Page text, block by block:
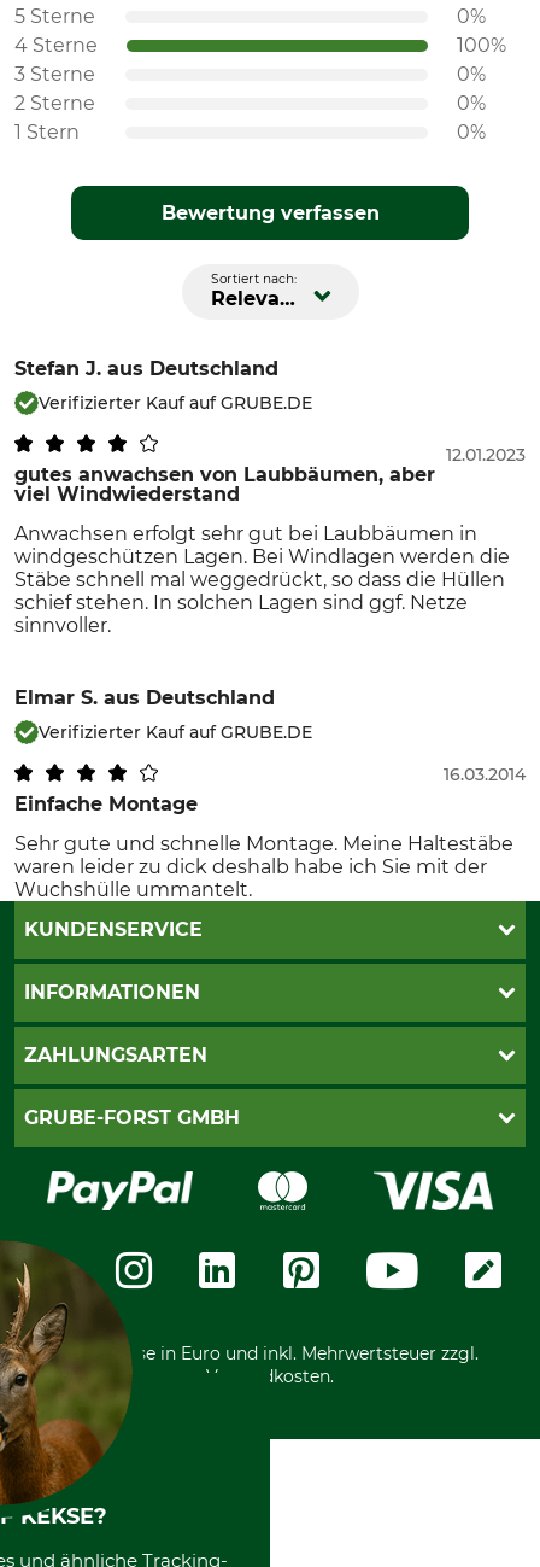
5 Sterne
0%
4 Sterne
100%
3 Sterne
0%
2 Sterne
0%
1 Stern
0%
Bewertung verfassen
Sortiert nach:
Relevanz
Stefan J. aus Deutschland
Verifizierter Kauf auf GRUBE.DE
gutes anwachsen von Laubbäumen, aber
viel Windwiederstand
12.01.2023
Anwachsen erfolgt sehr gut bei Laubbäumen in
windgeschützen Lagen. Bei Windlagen werden die
Stäbe schnell mal weggedrückt, so dass die Hüllen
schief stehen. In solchen Lagen sind ggf. Netze
sinnvoller.
Elmar S. aus Deutschland
Verifizierter Kauf auf GRUBE.DE
Einfache Montage
16.03.2014
Sehr gute und schnelle Montage. Meine Haltestäbe
waren leider zu dick deshalb habe ich Sie mit der
Wuchshülle ummantelt.
KUNDENSERVICE
Katalogbestellung
INFORMATIONEN
AGB
Widerrufsformular
Zahlungsarten
ZAHLUNGSARTEN
PayPal
Rechnung
Vorkasse
GRUBE-FORST GMBH
Karriere
Über uns
Community
International
*Alle Preise in Euro und inkl. Mehrwertsteuer zzgl.
Versandkosten.
KEKSE?
und ähnliche Tracking-